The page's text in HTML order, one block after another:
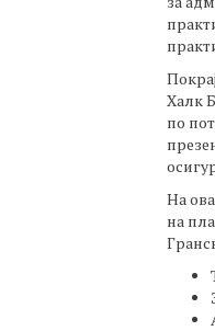
Халк
по
На
на